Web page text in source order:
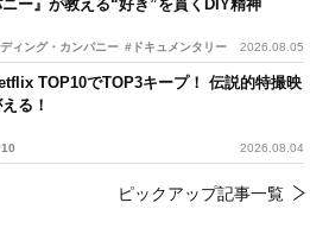
ー』が教える“好き”を貫くDIY精神
ィング・カンパニー #ドキュメンタリー 2026.08.05
TOP10でTOP3キープ！ 伝説的特撮映
る！
2026.08.04
ピックアップ記事一覧